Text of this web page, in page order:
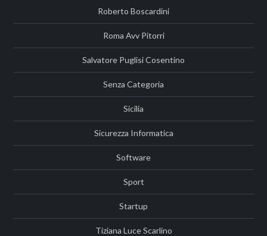
Roberto Boscardini
Roma Avv Pitorri
Salvatore Puglisi Cosentino
Senza Categoria
Sicilia
Sicurezza Informatica
Software
Sport
Startup
Tiziana Luce Scarlino